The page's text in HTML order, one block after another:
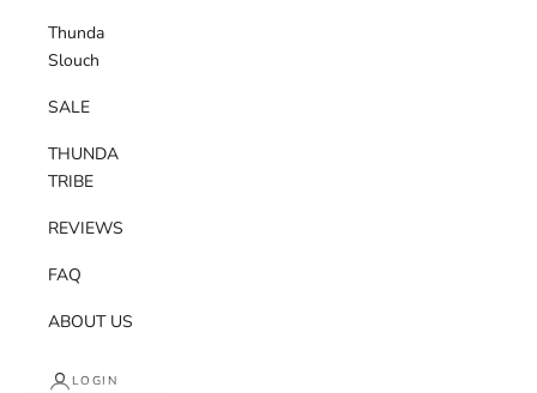
Thunda
Slouch
SALE
THUNDA
TRIBE
REVIEWS
FAQ
ABOUT US
LOGIN